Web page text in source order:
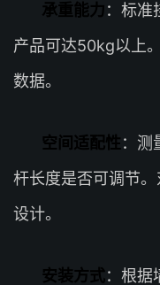
承重能力：标准
产品可达50kg以上
数据。
空间适配性：测
杆长度是否可调节
设计。
安装方式：根据